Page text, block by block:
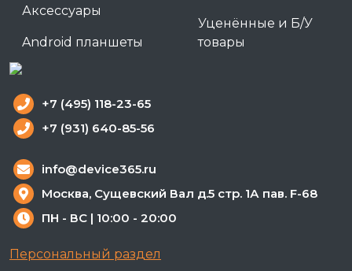
Аксессуары
Android планшеты
Уценённые и Б/У
товары
+7 (495) 118-23-65
+7 (931) 640-85-56
info@device365.ru
Москва, Сущевский Вал д.5 стр. 1А пав. F-68
ПН - ВС | 10:00 - 20:00
Персональный раздел